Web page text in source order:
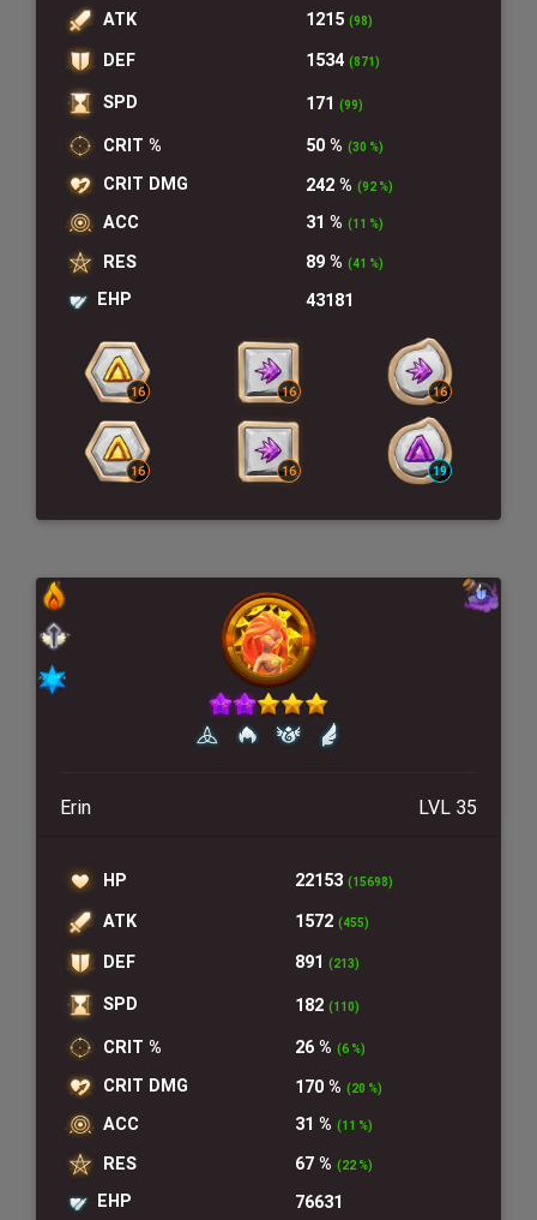
ATK 1215 (98)
DEF 1534 (871)
SPD 171 (99)
CRIT % 50 % (30 %)
CRIT DMG 242 % (92 %)
ACC 31 % (11 %)
RES 89 % (41 %)
EHP 43181
Erin LVL 35
HP 22153 (15698)
ATK 1572 (455)
DEF 891 (213)
SPD 182 (110)
CRIT % 26 % (6 %)
CRIT DMG 170 % (20 %)
ACC 31 % (11 %)
RES 67 % (22 %)
EHP 76631